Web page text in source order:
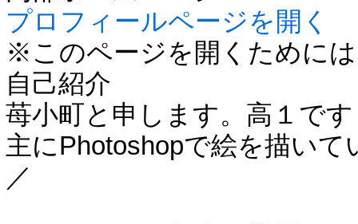
プロフィールページを開く
※このページを開くために
自己紹介
苺小町と申します。高１で
主にPhotoshopで絵を描いて
／